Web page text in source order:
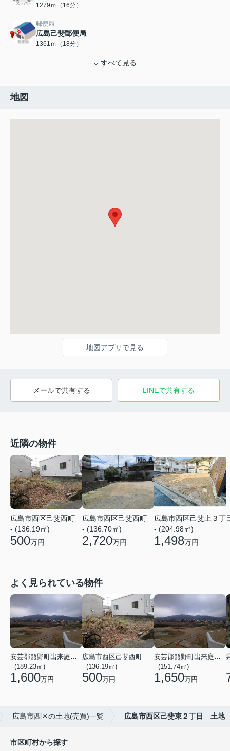
1279ｍ（16分）
郵便局
広島己斐郵便局
1361ｍ（18分）
すべて見る
地図
地図アプリで見る
メールで共有する LINEで共有する
近隣の物件
広島市西区己斐西町
- (136.19㎡)
500万円
広島市西区己斐西町
- (136.70㎡)
2,720万円
広島市西区己斐上３丁
- (204.98㎡)
1,498万円
よく見られている物件
安芸郡熊野町出来庭５丁目
- (189.23㎡)
1,600万円
広島市西区己斐西町
- (136.19㎡)
500万円
安芸郡熊野町出来庭５丁目
- (151.74㎡)
1,650万円
-
広島市西区の土地(売買)一覧 広島市西区己斐東２丁目 土地
市区町村から探す